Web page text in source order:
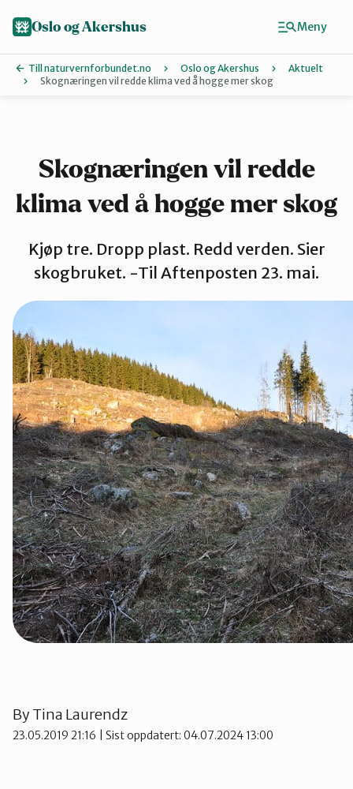
Asker
Aurskog-Høland
Groruddalen
Hurum og Røyken
Jevnaker
Lillestrøm
Lørenskog
Nes
Oslo og Akershus
Till naturvernforbundet.no Oslo og Akershus
Aktuelt
Skognæringen vil redde klima ved å hogge mer skog
Skognæringen vil redde
klima ved å hogge mer skog
Kjøp tre. Dropp plast. Redd verden. Sier
skogbruket. -Til Aftenposten 23. mai.
ByTina Laurendz
23.05.2019 21:16 | Sist oppdatert: 04.07.2024 13:00